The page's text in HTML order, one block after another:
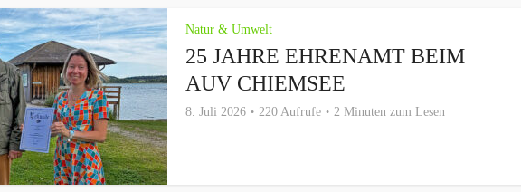
Natur & Umwelt
25 JAHRE EHRENAMT BEIM
AUV CHIEMSEE
8. Juli 2026 220 Aufrufe 2 Minuten zum Lesen